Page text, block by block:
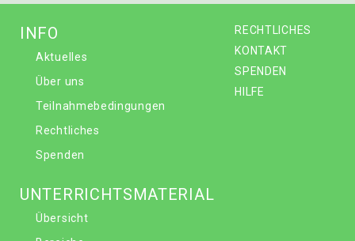
RECHTLICHES
KONTAKT
SPENDEN
HILFE
INFO
Aktuelles
Über uns
Teilnahmebedingungen
Rechtliches
Spenden
UNTERRICHTSMATERIAL
Übersicht